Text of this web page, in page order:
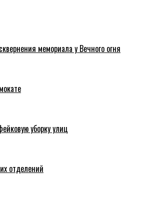
мемориала у Вечного огня
уборку улиц
отделений